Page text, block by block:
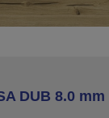
DUB 8.0 mm